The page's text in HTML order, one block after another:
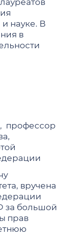
науке. В
в
профессор
вручена
за большой
прав